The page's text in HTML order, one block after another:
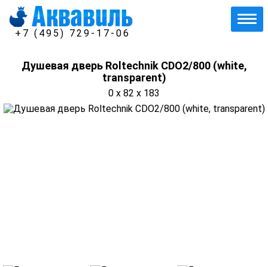
+7 (495) 729-17-06
Душевая дверь Roltechnik CDO2/800 (white,
transparent)
0 x 82 x 183